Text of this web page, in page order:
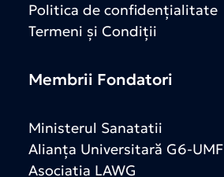
Politica de confidențialitate
Termeni și Condiții
Membrii Fondatori
Ministerul Sanatatii
Alianța Universitară G6-UMF
Asociația LAWG